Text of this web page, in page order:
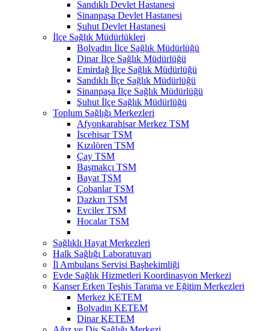
Sandıklı Devlet Hastanesi
Sinanpaşa Devlet Hastanesi
Şuhut Devlet Hastanesi
İlçe Sağlık Müdürlükleri
Bolvadin İlçe Sağlık Müdürlüğü
Dinar İlçe Sağlık Müdürlüğü
Emirdağ İlçe Sağlık Müdürlüğü
Sandıklı İlçe Sağlık Müdürlüğü
Sinanpaşa İlçe Sağlık Müdürlüğü
Şuhut İlçe Sağlık Müdürlüğü
Toplum Sağlığı Merkezleri
Afyonkarahisar Merkez TSM
İscehisar TSM
Kızılören TSM
Çay TSM
Başmakçı TSM
Bayat TSM
Çobanlar TSM
Dazkırı TSM
Evciler TSM
Hocalar TSM
Sağlıklı Hayat Merkezleri
Halk Sağlığı Laboratuvarı
İl Ambulans Servisi Başhekimliği
Evde Sağlık Hizmetleri Koordinasyon Merkezi
Kanser Erken Teşhis Tarama ve Eğitim Merkezleri
Merkez KETEM
Bolvadin KETEM
Dinar KETEM